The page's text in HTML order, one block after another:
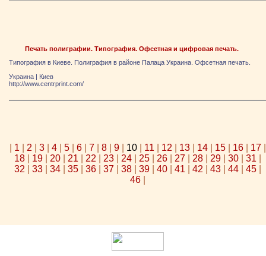
Печать полиграфии. Типография. Офсетная и цифровая печать.
Типография в Киеве. Полиграфия в районе Палаца Украина. Офсетная печать.
Украина | Киев
http://www.centrprint.com/
1 2 3| 4| 5| 6| 7 8| 9| 10| 11 12 13| 14| 15| 16| 17
18| 19| 20| 21 22 23| 24| 25| 26| 27 28| 29| 30| 31
32
33| 34| 35| 36| 37 38| 39| 40| 41 42 43| 44| 45|
46|